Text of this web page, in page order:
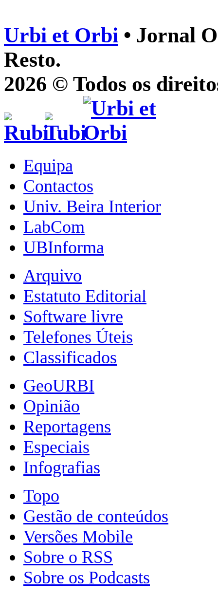
Urbi et Orbi • Jornal
Resto.
2026 © Todos os
Equipa
Contactos
Univ. Beira Interior
LabCom
UBInforma
Arquivo
Estatuto Editorial
Software livre
Telefones Úteis
Classificados
GeoURBI
Opinião
Reportagens
Especiais
Infografias
Topo
Gestão de conteúdos
Versões Mobile
Sobre o RSS
Sobre os Podcasts